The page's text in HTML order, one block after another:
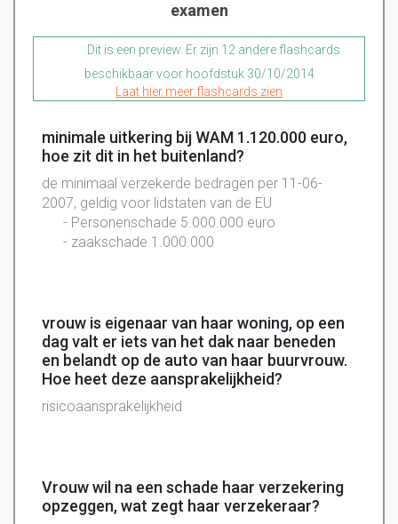
examen
Dit is een preview. Er zijn 12 andere flashcards
beschikbaar voor hoofdstuk 30/10/2014
Laat hier meer flashcards zien
minimale uitkering bij WAM 1.120.000 euro,
hoe zit dit in het buitenland?
de minimaal verzekerde bedragen per 11-06-
2007, geldig voor lidstaten van de EU
- Personenschade 5.000.000 euro
- zaakschade 1.000.000
vrouw is eigenaar van haar woning, op een
dag valt er iets van het dak naar beneden
en belandt op de auto van haar buurvrouw.
Hoe heet deze aansprakelijkheid?
risicoaansprakelijkheid
Vrouw wil na een schade haar verzekering
opzeggen, wat zegt haar verzekeraar?